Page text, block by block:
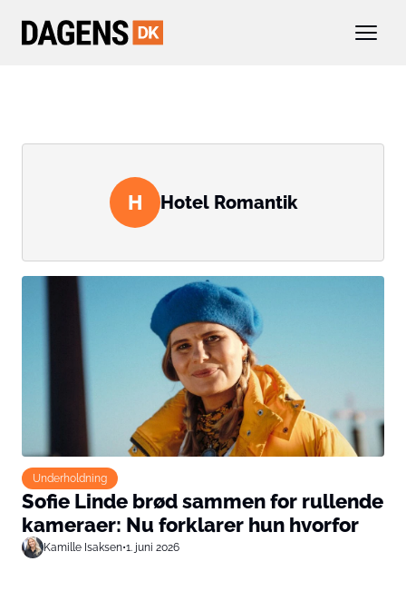
H Hotel Romantik
Underholdning
Sofie Linde brød sammen for rullende
kameraer: Nu forklarer hun hvorfor
Kamille Isaksen•1. juni 2026